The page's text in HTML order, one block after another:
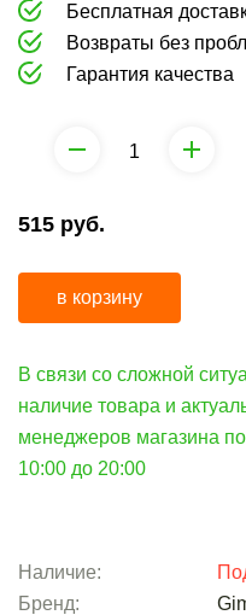
средства
от
запаха
Бесплатная
Возвраты без
Гарантия качества
515 руб.
в корзину
В связи со сложной
наличие товара и
менеджеров магазина
10:00 до 20:00
Наличие:
Бренд: